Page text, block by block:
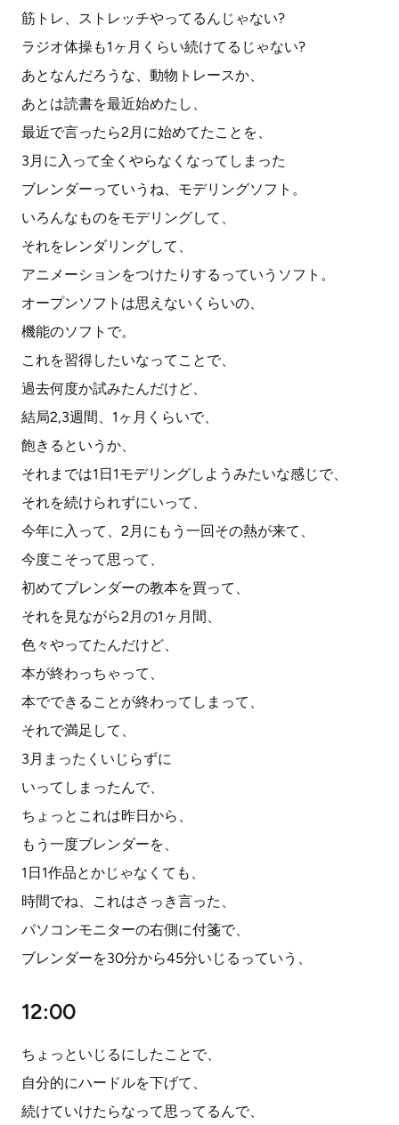
筋トレ、ストレッチやってるんじゃない?
ラジオ体操も1ヶ月くらい続けてるじゃない?
あとなんだろうな、動物トレースか、
あとは読書を最近始めたし、
最近で言ったら2月に始めてたことを、
3月に入って全くやらなくなってしまった
ブレンダーっていうね、モデリングソフト。
いろんなものをモデリングして、
それをレンダリングして、
アニメーションをつけたりするっていうソフト。
オープンソフトは思えないくらいの、
機能のソフトで。
これを習得したいなってことで、
過去何度か試みたんだけど、
結局2,3週間、1ヶ月くらいで、
飽きるというか、
それまでは1日1モデリングしようみたいな感じで、
それを続けられずにいって、
今年に入って、2月にもう一回その熱が来て、
今度こそって思って、
初めてブレンダーの教本を買って、
それを見ながら2月の1ヶ月間、
色々やってたんだけど、
本が終わっちゃって、
本でできることが終わってしまって、
それで満足して、
3月まったくいじらずに
いってしまったんで、
ちょっとこれは昨日から、
もう一度ブレンダーを、
1日1作品とかじゃなくても、
時間でね、これはさっき言った、
パソコンモニターの右側に付箋で、
ブレンダーを30分から45分いじるっていう、
12:00
ちょっといじるにしたことで、
自分的にハードルを下げて、
続けていけたらなって思ってるんで、